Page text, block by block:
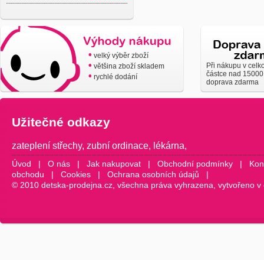
• velký výběr zboží
• většina zboží skladem
• rychlé dodání
Při nákupu v
částce nad
doprava zdarma
Užitečné odkazy
zateplení střechy, zubní ordinace, lékárna,
Úvod | O nás | Jak nakupovat | Obchodní podmínky |
obchodu | Cookies | Ochrana osobních údajů |
© 2010 detska-prodejna.cz, všechna práva vyhrazena, vytvořeno v